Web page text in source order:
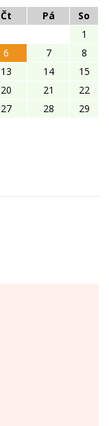
Čt Pá
So
1
6 7
8
13 14
15
20 21
22
27 28
29